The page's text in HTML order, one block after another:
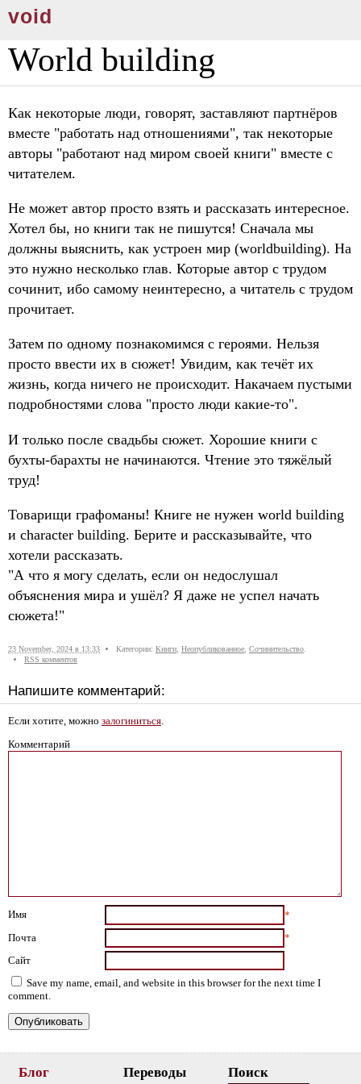
void
World building
Как некоторые люди, говорят, заставляют партнёров
вместе "работать над отношениями", так некоторые
авторы "работают над миром своей книги" вместе с
читателем.
Не может автор просто взять и рассказать интересное.
Хотел бы, но книги так не пишутся! Сначала мы
должны выяснить, как устроен мир (worldbuilding). На
это нужно несколько глав. Которые автор с трудом
сочинит, ибо самому неинтересно, а читатель с трудом
прочитает.
Затем по одному познакомимся с героями. Нельзя
просто ввести их в сюжет! Увидим, как течёт их
жизнь, когда ничего не происходит. Накачаем пустыми
подробностями слова "просто люди какие-то".
И только после свадьбы сюжет. Хорошие книги с
бухты-барахты не начинаются. Чтение это тяжёлый
труд!
Товарищи графоманы! Книге не нужен world building
и character building. Берите и рассказывайте, что
хотели рассказать.
"А что я могу сделать, если он недослушал
объяснения мира и ушёл? Я даже не успел начать
сюжета!"
23 November, 2024 в 13:33 Категории: Книги Неопубликованное Сочинительство
RSS комментов
Напишите комментарий:
Если хотите, можно залогиниться
Комментарий
Имя
*
Почта
*
Сайт
Save my name, email, and website in this browser for the next time I
comment.
Блог Переводы Поиск